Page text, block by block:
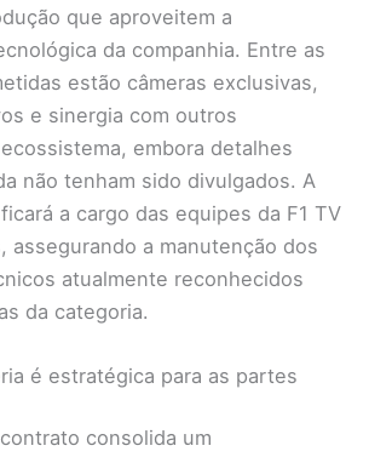
que aproveitem a
da companhia. Entre as
estão câmeras exclusivas,
e sinergia com outros
embora detalhes
não tenham sido divulgados. A
a cargo das equipes da F1 TV
assegurando a manutenção dos
atualmente reconhecidos
da categoria.
é estratégica para as partes
consolida um